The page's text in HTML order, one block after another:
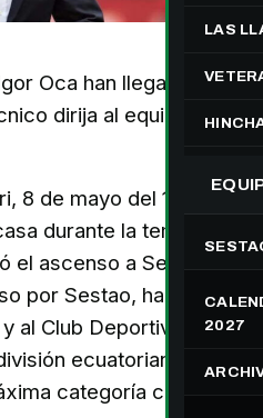
LAS
2027
Oca han llegado a un
dirija al equipo hasta
8 de mayo del 1981)
durante la temporada
el ascenso a Segunda
por Sestao, ha dirigido
al Club Deportivo
ecuatoriana y al
categoría chilena.